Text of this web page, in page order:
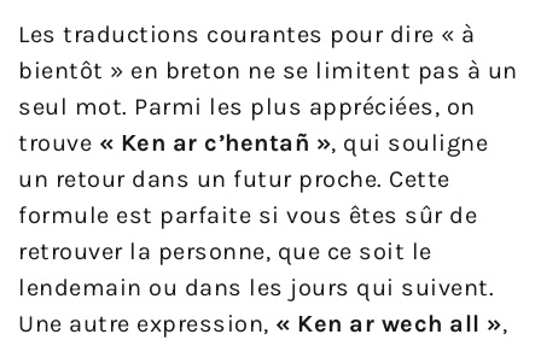
Les traductions courantes pour dire « à
bientôt » en breton ne se limitent pas à un
seul mot. Parmi les plus appréciées, on
trouve « Ken ar c’hentañ », qui souligne
un retour dans un futur proche. Cette
formule est parfaite si vous êtes sûr de
retrouver la personne, que ce soit le
lendemain ou dans les jours qui suivent.
Une autre expression, « Ken ar wech all »,